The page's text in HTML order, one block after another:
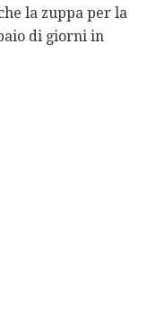
la zuppa per la
di giorni in